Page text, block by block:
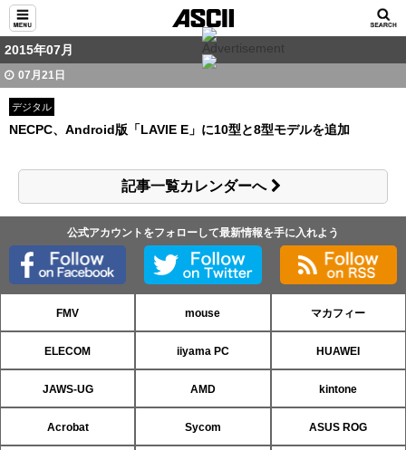
2015年07月
07月21日
デジタル
NECPC、Android版「LAVIE E」に10型と8型モデルを追加
記事一覧カレンダーへ
公式アカウントをフォローして最新情報を手に入れよう
FMV mouse マカフィー
ELECOM iiyama PC HUAWEI
JAWS-UG AMD kintone
Acrobat Sycom ASUS ROG